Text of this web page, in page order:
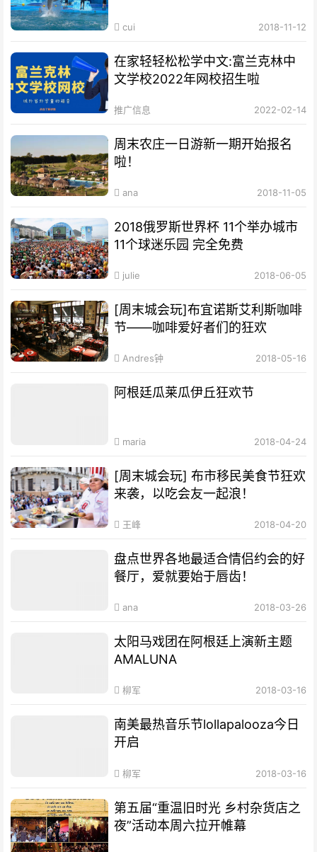
cui 2018-11-12
在家轻轻松松学中文:富兰克林中
文学校2022年网校招生啦
推广信息 2022-02-14
周末农庄一日游新一期开始报名
啦！
ana 2018-11-05
2018俄罗斯世界杯 11个举办城市
11个球迷乐园 完全免费
julie 2018-06-05
[周末城会玩]布宜诺斯艾利斯咖啡
节——咖啡爱好者们的狂欢
Andres钟 2018-05-16
阿根廷瓜莱瓜伊丘狂欢节
maria 2018-04-24
[周末城会玩] 布市移民美食节狂欢
来袭，以吃会友一起浪！
王峰 2018-04-20
盘点世界各地最适合情侣约会的好
餐厅，爱就要始于唇齿！
ana 2018-03-26
太阳马戏团在阿根廷上演新主题
AMALUNA
柳军 2018-03-16
南美最热音乐节lollapalooza今日
开启
柳军 2018-03-16
第五届“重温旧时光 乡村杂货店之
夜”活动本周六拉开帷幕